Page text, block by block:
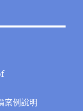
案例說明